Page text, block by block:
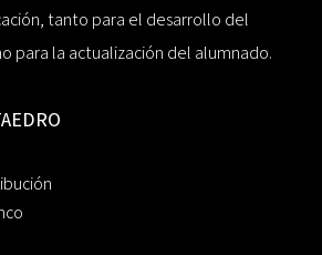
tanto para el desarrollo del
para la actualización del alumnado.